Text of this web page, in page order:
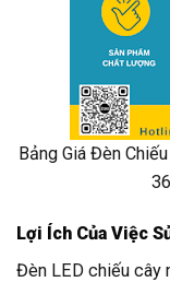
Bảng Giá Đèn
Lợi Ích Của Việc
Đèn LED chiếu cây